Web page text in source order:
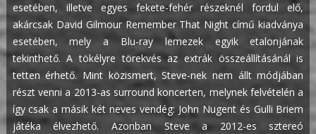
esetében, illetve egyes fekete-fehér részeknél fordul elő,
akárcsak David Gilmour Remember That Night című kiadványa
esetében, mely a Blu-ray lemezek egyik etalonjának
tekinthető. A tökélyre törekvés az extrák összeállításánál is
tetten érhető. Mint közismert, Steve-nek nem állt módjában
részt venni a 2013-as surround koncerten, melynek felvételén a
így csak a másik két neves vendég: John Nugent és Gulli Briem
játéka élvezhető. Azonban Steve a 2012-es sztereó